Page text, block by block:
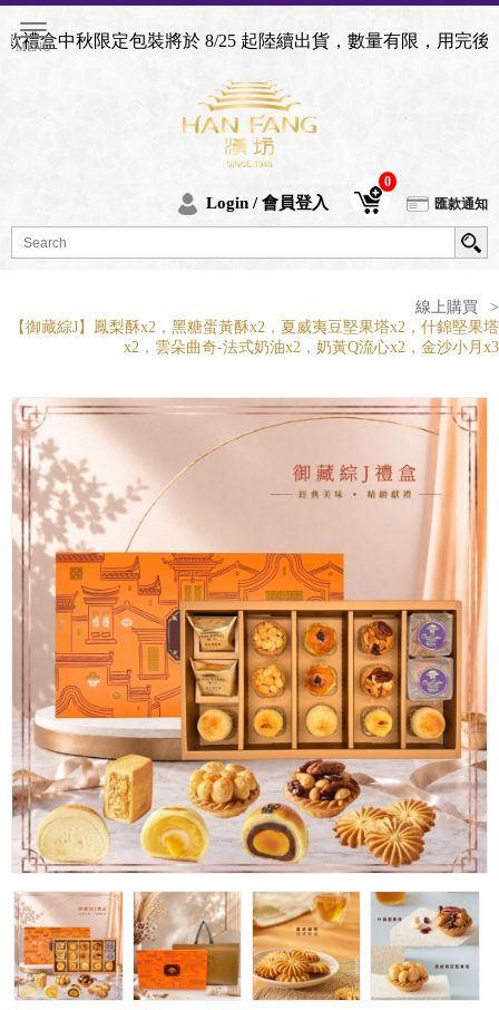
裝將於 8/25 起陸續出貨，數量有限，用完後將恢復為產品
Login / 會員登入
0
匯款通知
線上購買
>
【御藏綜J】鳳梨酥x2，黑糖蛋黃酥x2，夏威夷豆堅果塔x2，什錦堅果塔
x2，雲朵曲奇-法式奶油x2，奶黃Q流心x2，金沙小月x3